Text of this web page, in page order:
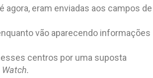
eram enviadas aos campos de
vão aparecendo informações
centros por uma suposta